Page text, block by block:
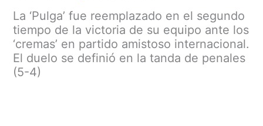
La ‘Pulga’ fue reemplazado en el segundo
tiempo de la victoria de su equipo ante los
‘cremas’ en partido amistoso internacional.
El duelo se definió en la tanda de penales
(5-4)